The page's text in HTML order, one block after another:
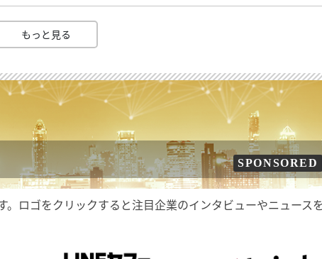
もっと見る
SPONSORED
。ロゴをクリックすると注目企業のインタビューやニュースを